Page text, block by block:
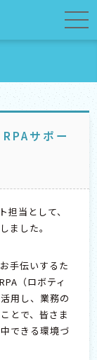
サポー
担当として、
ました。
手伝いするた
（ロボティ
用し、業務の
とで、皆さま
できる環境づ